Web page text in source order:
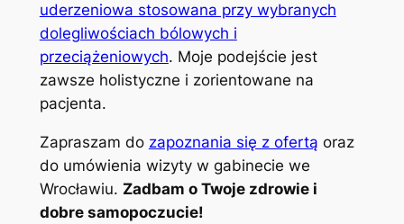
uderzeniowa stosowana przy wybranych
dolegliwościach bólowych i
przeciążeniowych. Moje podejście jest
zawsze holistyczne i zorientowane na
pacjenta.
Zapraszam do zapoznania się z ofertą oraz
do umówienia wizyty w gabinecie we
Wrocławiu. Zadbam o Twoje zdrowie i
dobre samopoczucie!